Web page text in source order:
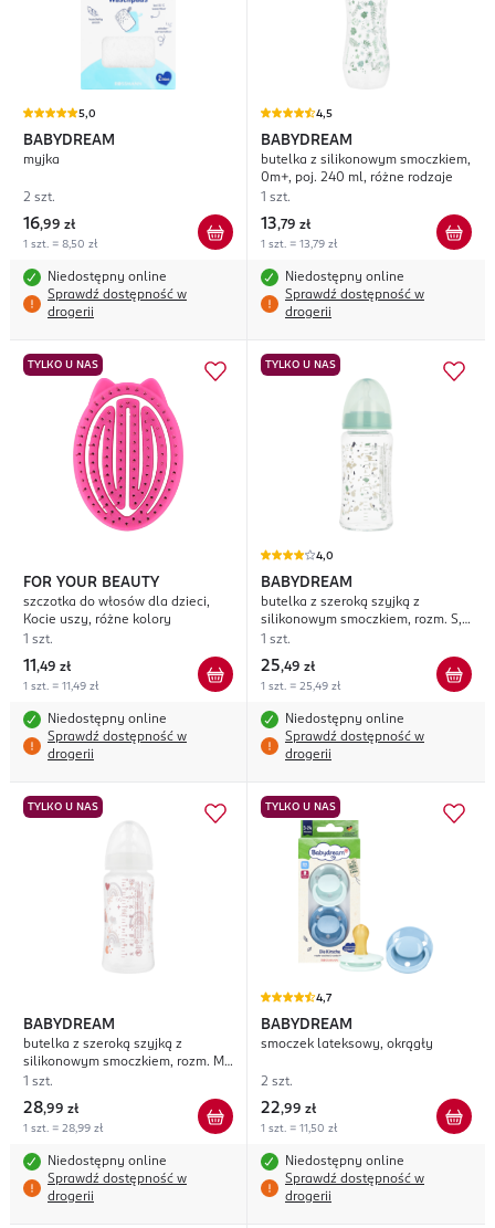
5,0
BABYDREAM
myjka
2 szt.
16,99 zł
1 szt. = 8,50 zł
Niedostępny online
Sprawdź dostępność w
drogerii
4,5
BABYDREAM
butelka z silikonowym smoczkiem,
0m+, poj. 240 ml, różne rodzaje
1 szt.
13,79 zł
1 szt. = 13,79 zł
Niedostępny online
Sprawdź dostępność w
drogerii
TYLKO U NAS
FOR YOUR BEAUTY
szczotka do włosów dla dzieci,
Kocie uszy, różne kolory
1 szt.
11 ,49 zł
1 szt. = 11,49 zł
Niedostępny online
Sprawdź dostępność w
drogerii
TYLKO U NAS
4,0
BABYDREAM
butelka z szeroką szyjką z
silikonowym smoczkiem, rozm. S,
0m+, poj. 230 ml, różne rodzaje
1 szt.
25,49 zł
1 szt. = 25,49 zł
Niedostępny online
Sprawdź dostępność w
drogerii
TYLKO U NAS
BABYDREAM
butelka z szeroką szyjką z
silikonowym smoczkiem, rozm. M,
0m+, poj. 300 ml, różne rodzaje
1 szt.
28,99 zł
1 szt. = 28,99 zł
Niedostępny online
Sprawdź dostępność w
drogerii
TYLKO U NAS
4,7
BABYDREAM
smoczek lateksowy, okrągły
2 szt.
22,99 zł
1 szt. = 11,50 zł
Niedostępny online
Sprawdź dostępność w
drogerii